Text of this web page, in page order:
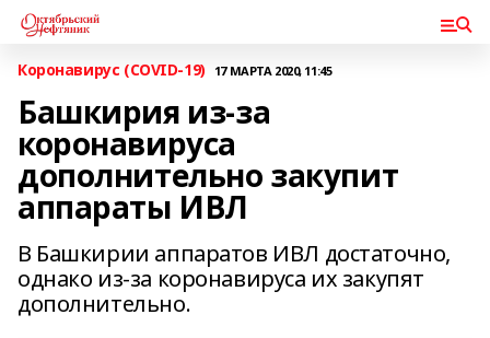
Коронавирус (COVID-19) 17 МАРТА 2020, 11:45
Башкирия из-за
коронавируса
дополнительно закупит
аппараты ИВЛ
В Башкирии аппаратов ИВЛ достаточно,
однако из-за коронавируса их закупят
дополнительно.